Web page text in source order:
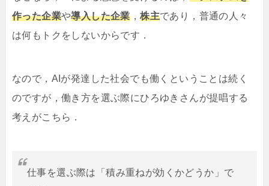
作った企業や導入した企業，株主であり，普通の人々
は何もトクをしないからです．
なので，AIが発達した社会でも働くということは続く
のですが，働き方を選ぶ際にひろゆきさんが提唱する
考えがこちら．
仕事を選ぶ際は「積み重ねが効くかどうか」で